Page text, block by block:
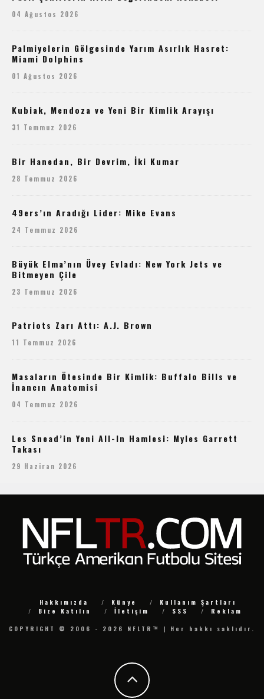
04 Ağustos 2026
Palmiyelerin Gölgesinde Yarım Asırlık Hasret:
Miami Dolphins
01 Ağustos 2026
Kubiak, Mendoza ve Yeni Bir Kimlik Arayışı
31 Temmuz 2026
Bir Hanedan, Bir Devrim, İki Kumar
28 Temmuz 2026
49ers’ın Aradığı Lider: Mike Evans
24 Temmuz 2026
Büyük Elma’nın Üvey Evladı: New York Jets ve
Bitmeyen Çile
23 Temmuz 2026
Patriots Zarı Attı: A.J. Brown
11 Temmuz 2026
Masaların Ötesinde Bir Kimlik: Buffalo Bills ve
İnancın Anatomisi
04 Temmuz 2026
Les Snead’in Yeni All-In Hamlesi: Myles Garrett
Takası
29 Haziran 2026
Hakkımızda Künye
Kullanım Şartları
Bize Katılın
İletişim SSS
Reklam
COPYRIGHT © 2006 - 2026 NFLTR™ | Her hakkı saklıdır.